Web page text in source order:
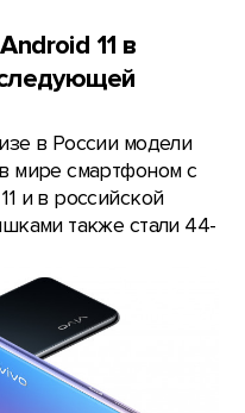
11 в
в России модели
мире смартфоном с
и в российской
также стали 44-